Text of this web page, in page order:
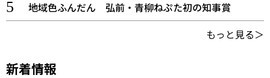
地域色ふんだん 弘前・青柳ねぷた初の知事賞
もっと見る＞
新着情報